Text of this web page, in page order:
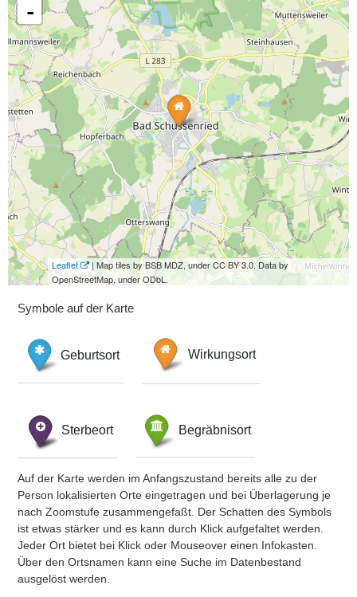
-
Leaflet
| Map tiles by BSB MDZ, under CC BY 3.0. Data by
OpenStreetMap, under ODbL.
Symbole auf der Karte
Geburtsort Wirkungsort
Sterbeort Begräbnisort
Auf der Karte werden im Anfangszustand bereits alle zu der
Person lokalisierten Orte eingetragen und bei Überlagerung je
nach Zoomstufe zusammengefaßt. Der Schatten des Symbols
ist etwas stärker und es kann durch Klick aufgefaltet werden.
Jeder Ort bietet bei Klick oder Mouseover einen Infokasten.
Über den Ortsnamen kann eine Suche im Datenbestand
ausgelöst werden.